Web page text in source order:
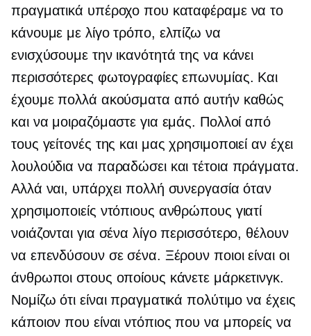
πραγματικά υπέροχο που καταφέραμε να το
κάνουμε με λίγο τρόπο, ελπίζω να
ενισχύσουμε την ικανότητά της να κάνει
περισσότερες φωτογραφίες επωνυμίας. Και
έχουμε πολλά ακούσματα από αυτήν καθώς
και να μοιραζόμαστε για εμάς. Πολλοί από
τους γείτονές της και μας χρησιμοποιεί αν έχει
λουλούδια να παραδώσει και τέτοια πράγματα.
Αλλά ναι, υπάρχει πολλή συνεργασία όταν
χρησιμοποιείς ντόπιους ανθρώπους γιατί
νοιάζονται για σένα λίγο περισσότερο, θέλουν
να επενδύσουν σε σένα. Ξέρουν ποιοι είναι οι
άνθρωποι στους οποίους κάνετε μάρκετινγκ.
Νομίζω ότι είναι πραγματικά πολύτιμο να έχεις
κάποιον που είναι ντόπιος που να μπορείς να